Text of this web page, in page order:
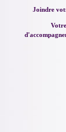
Joindre